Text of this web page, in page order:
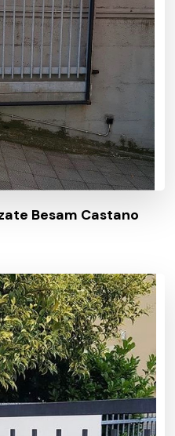
Besam Castano